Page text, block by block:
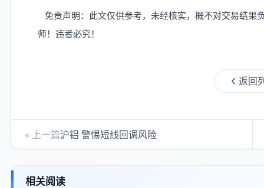
免责声明：此文仅供参考，未经核实，概不对交易结果
师！违者必究！
返回
« 上一篇沪铝 警惕短线回调风险
相关阅读